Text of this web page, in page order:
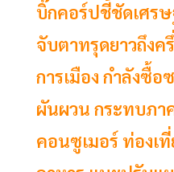
บิ๊กคอร์ปชี้ชัดเศร
จับตาทรุดยาวถึง
การเมือง กำลังซื้อ
ผันผวน กระทบภา
คอนซูเมอร์ ท่องเ